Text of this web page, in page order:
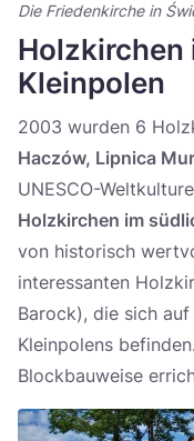
Die Friedenkirche in
Holzkirchen
Kleinpolen
2003 wurden 6
Haczów, Lipnica
UNESCO-
Holzkirchen im
von historisch
interessanten
Barock), die sich
Kleinpolens
Blockbauweise